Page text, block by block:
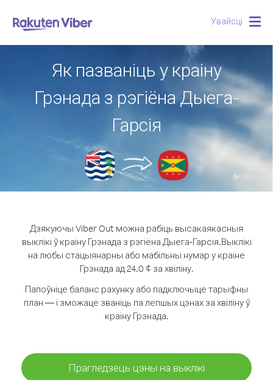
Увайсці
Як пазваніць у краіну
Грэнада з рэгіёна Дыега-
Гарсія
Дзякуючы Viber Out можна рабіць высакаякасныя
выклікі ў краіну Грэнада з рэгіёна Дыега-Гарсія.Выклікі
на любы стацыянарны або мабільны нумар у краіне
Грэнада ад 24.0 ¢ за хвіліну.
Папоўніце баланс рахунку або падключыце тарыфны
план — і зможаце званіць па лепшых цэнах за хвіліну ў
краіну Грэнада.
Прагледзець цэны на выклікі